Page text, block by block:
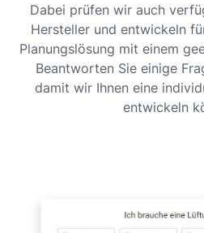
Dabei prüfen wir auch
Hersteller und entwickeln
Planungslösung mit einem
Beantworten Sie einige
damit wir Ihnen eine
entwickeln